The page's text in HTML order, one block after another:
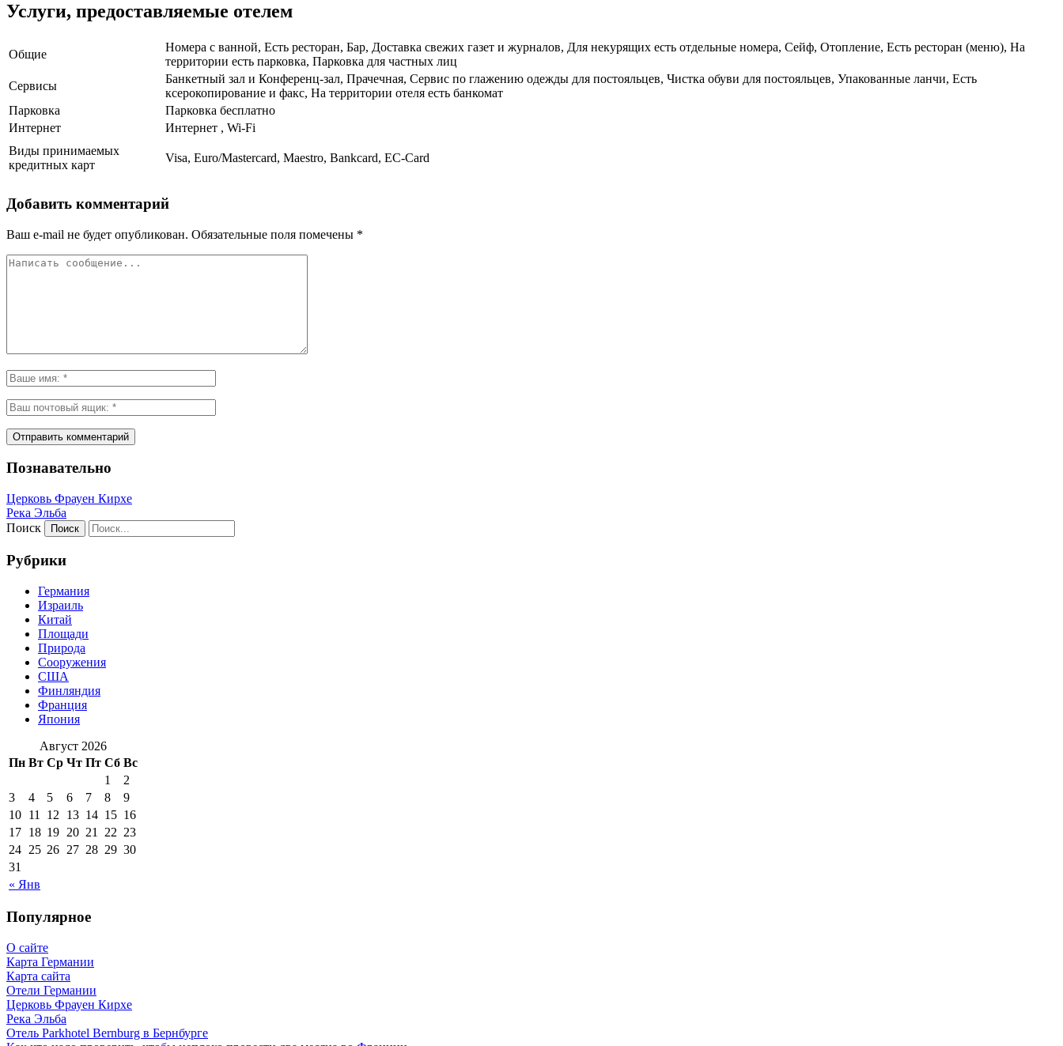
Услуги, предоставляемые отелем
Общие
Номера с ванной, Есть ресторан, Бар, Доставка свежих газет и журналов, Для некурящих есть отдельные номера, Сейф, Отопление, Есть ресторан (меню), На
территории есть парковка, Парковка для частных лиц
Сервисы
Банкетный зал и Конференц-зал, Прачечная, Сервис по глажению одежды для постояльцев, Чистка обуви для постояльцев, Упакованные ланчи, Есть
ксерокопирование и факс, На территории отеля есть банкомат
Парковка
Парковка бесплатно
Интернет
Интернет , Wi-Fi
Виды принимаемых
кредитных карт
Visa, Euro/Mastercard, Maestro, Bankcard, EC-Card
Добавить комментарий
Ваш e-mail не будет опубликован. Обязательные поля помечены *
Познавательно
Церковь Фрауен Кирхе
Река Эльба
Поиск
Рубрики
Германия
Израиль
Китай
Площади
Природа
Сооружения
США
Финляндия
Франция
Япония
Август 2026
Пн Вт Ср Чт Пт Сб Вс
« Янв
1
2
3
4 5 6 7 8
9
10 11 12 13 14 15 16
17 18 19 20 21 22 23
24 25 26 27 28 29 30
31
Популярное
О сайте
Карта Германии
Карта сайта
Отели Германии
Церковь Фрауен Кирхе
Река Эльба
Отель Parkhotel Bernburg в Бернбурге